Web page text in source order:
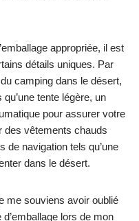
appropriée, il est
détails uniques. Par
camping dans le désert,
tente légère, un
pour assurer votre
des vêtements chauds
de navigation tels qu’une
dans le désert.
me souviens avoir oublié
lors de mon